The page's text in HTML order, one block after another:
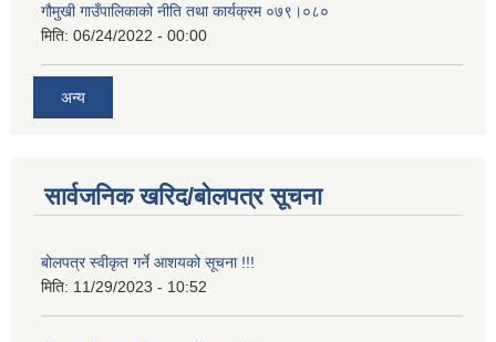
गौमुखी गाउँपालिकाको नीति तथा कार्यक्रम ०७९।०८०
मिति: 06/24/2022 - 00:00
अन्य
सार्वजनिक खरिद/बोलपत्र सूचना
बोलपत्र स्वीकृत गर्ने आशयको सूचना !!!
मिति: 11/29/2023 - 10:52